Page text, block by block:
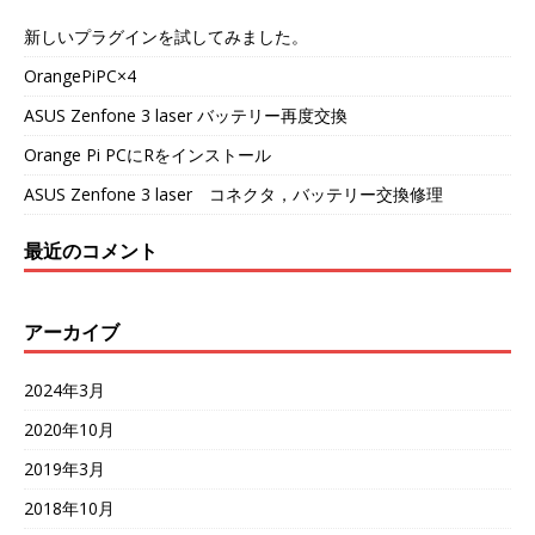
新しいプラグインを試してみました。
OrangePiPC×4
ASUS Zenfone 3 laser バッテリー再度交換
Orange Pi PCにRをインストール
ASUS Zenfone 3 laser コネクタ，バッテリー交換修理
最近のコメント
アーカイブ
2024年3月
2020年10月
2019年3月
2018年10月